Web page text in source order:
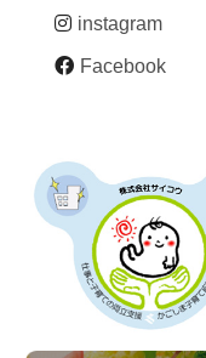
instagram
Facebook